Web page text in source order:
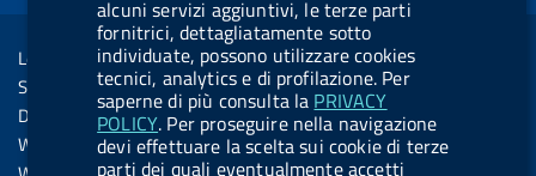
alcuni servizi aggiuntivi, le terze parti
fornitrici, dettagliatamente sotto
individuate, possono utilizzare cookies
tecnici, analytics e di profilazione. Per
saperne di più consulta la PRIVACY
POLICY. Per proseguire nella navigazione
devi effettuare la scelta sui cookie di terze
parti dei quali eventualmente accetti
u
t
t
o
n
n
Sezione Link Utili
Legal notice
Social Media Policy
Dichiarazione di accessibilità
Web accessibility